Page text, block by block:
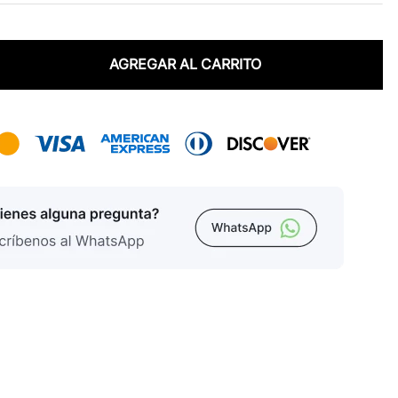
AGREGAR AL CARRITO